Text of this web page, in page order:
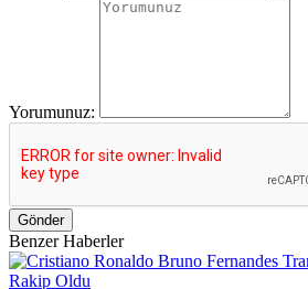
Yorumunuz:
Gönder
Benzer Haberler